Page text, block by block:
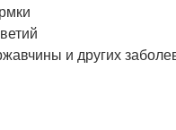
и других